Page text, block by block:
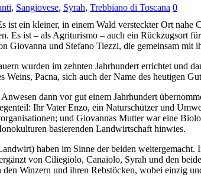
, Sangiovese, Syrah, Trebbiano di Toscana 0
ist ein kleiner, in einem Wald versteckter Ort
Es ist – als Agriturismo – auch ein Rückzugsort
Giovanna und Stefano Tiezzi, die gemeinsam
wurden im zehnten Jahrhundert errichtet und
Weins, Pacna, sich auch der Name des heutigen
dann vor gut einem Jahrhundert
Ihr Vater Enzo, ein Naturschützer und
und Giovannas Mutter war eine
basierenden Landwirtschaft hinwies.
haben im Sinne der beiden
von Ciliegiolo, Canaiolo, Syrah und den
Winzern und ihren Rebstöcken, wobei einzig